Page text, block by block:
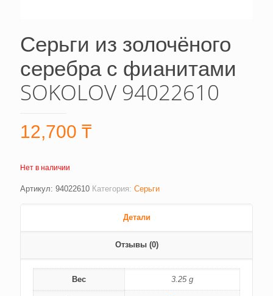
Серьги из золочёного
серебра с фианитами
SOKOLOV 94022610
12,700 ₸
Нет в наличии
Артикул: 94022610 Категория: Серьги
Детали
Отзывы (0)
Вес 3.25 g